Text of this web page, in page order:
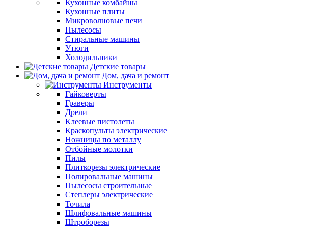
Кухонные комбайны
Кухонные плиты
Микроволновые печи
Пылесосы
Стиральные машины
Утюги
Холодильники
Детские товары
Дом, дача и ремонт
Инструменты
Гайковерты
Граверы
Дрели
Клеевые пистолеты
Краскопульты электрические
Ножницы по металлу
Отбойные молотки
Пилы
Плиткорезы электрические
Полировальные машины
Пылесосы строительные
Степлеры электрические
Точила
Шлифовальные машины
Штроборезы